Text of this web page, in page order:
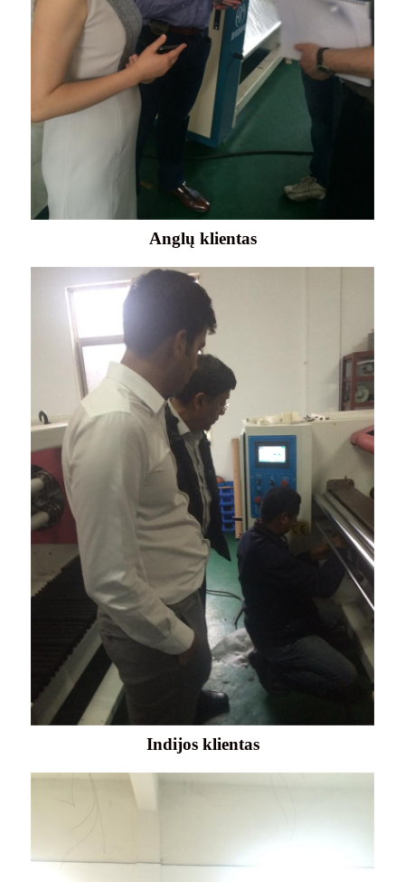
Anglų klientas
Indijos klientas